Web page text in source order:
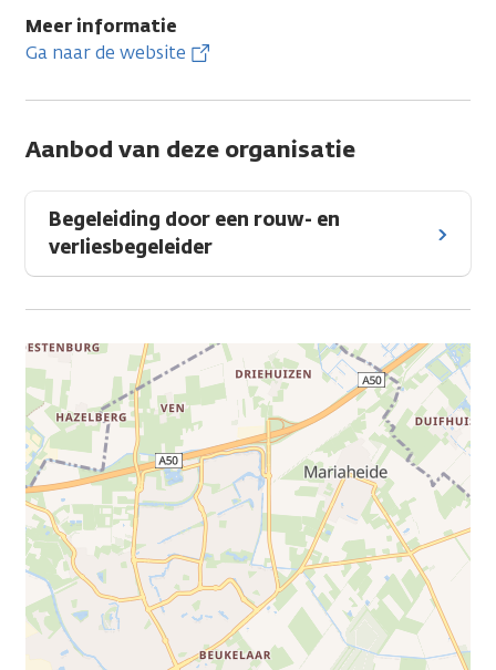
Meer informatie
Ga naar de website
Aanbod van deze organisatie
Begeleiding door een rouw- en
verliesbegeleider